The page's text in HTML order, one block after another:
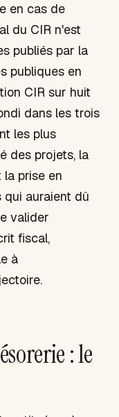
en cas de
du CIR n'est
publiés par la
publiques en
CIR sur huit
dans les trois
les plus
des projets, la
la prise en
qui auraient dû
valider
fiscal,
à
: le